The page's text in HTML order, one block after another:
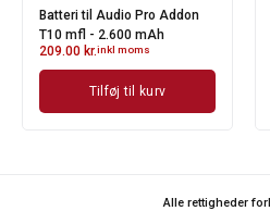
Batteri til Audio Pro Addon
T10 mfl - 2.600 mAh
209.00 kr.inkl moms
Tilføj til kurv
Alle rettigheder